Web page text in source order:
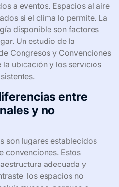
a eventos. Espacios al aire
si el clima lo permite. La
disponible son factores
Un estudio de la
Congresos y Convenciones
la ubicación y los servicios
entre
y no
son lugares establecidos
convenciones. Estos
adecuada y
los espacios no